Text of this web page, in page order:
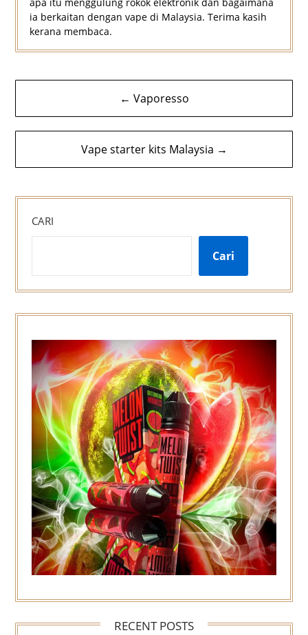
ia berkaitan dengan vape di Malaysia. Terima kasih
kerana membaca.
Navigasi
kiriman
← Vaporesso
Vape starter kits Malaysia →
CARI
Cari
RECENT POSTS